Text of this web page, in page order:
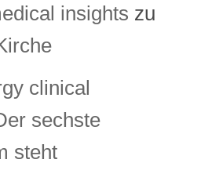
insights zu
clinical
sechste
steht